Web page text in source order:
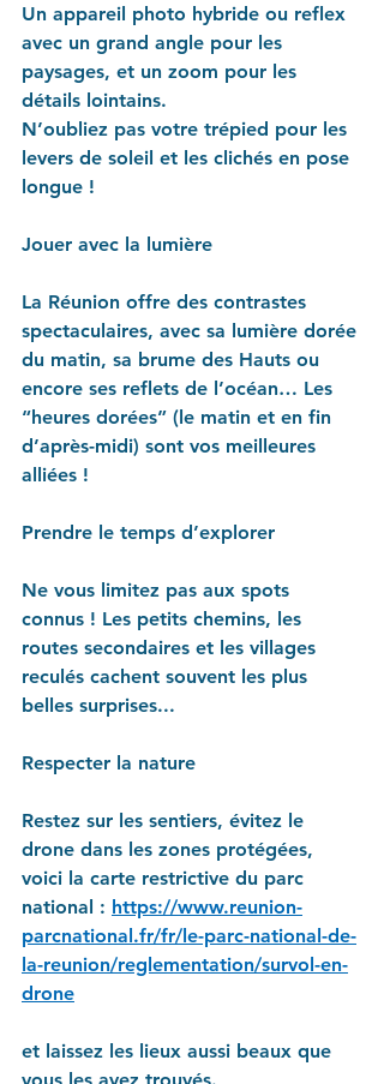
Un appareil photo hybride ou reflex
avec un grand angle pour les
paysages, et un zoom pour les
détails lointains.
N’oubliez pas votre trépied pour les
levers de soleil et les clichés en pose
longue !
Jouer avec la lumière
La Réunion offre des contrastes
spectaculaires, avec sa lumière dorée
du matin, sa brume des Hauts ou
encore ses reflets de l’océan… Les
“heures dorées” (le matin et en fin
d’après-midi) sont vos meilleures
alliées !
Prendre le temps d’explorer
Ne vous limitez pas aux spots
connus ! Les petits chemins, les
routes secondaires et les villages
reculés cachent souvent les plus
belles surprises...
Respecter la nature
Restez sur les sentiers, évitez le
drone dans les zones protégées,
voici la carte restrictive du parc
national : https://www.reunion-
parcnational.fr/fr/le-parc-national-de-
la-reunion/reglementation/survol-en-
drone
et laissez les lieux aussi beaux que
vous les avez trouvés.